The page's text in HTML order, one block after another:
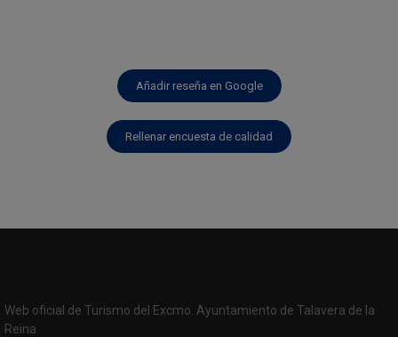
Añadir reseña en Google
Rellenar encuesta de calidad
Web oficial de Turismo del Excmo. Ayuntamiento de Talavera de la
Reina